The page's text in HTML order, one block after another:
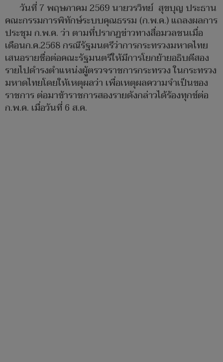
วันที่ 7 พฤษภาคม 2569 นายวรวิทย์ สุขบุญ ประธาน
คณะกรรมการพิทักษ์ระบบคุณธรรม (ก.พ.ค.) แถลงผลการ
ประชุม ก.พ.ค. ว่า ตามที่ปรากฏข่าวทางสื่อมวลชนเมื่อ
เดือนก.ค.2568 กรณีรัฐมนตรีว่าการกระทรวงมหาดไทย
เสนอรายชื่อต่อคณะรัฐมนตรีให้มีการโยกย้ายอธิบดีสอง
รายไปดำรงตำแหน่งผู้ตรวจราชการกระทรวง ในกระทรวง
มหาดไทยโดยให้เหตุผลว่า เพื่อเหตุผลความจำเป็นของ
ราชการ ต่อมาข้าราชการสองรายดังกล่าวได้ร้องทุกข์ต่อ
ก.พ.ค. เมื่อวันที่ 6 ส.ค.